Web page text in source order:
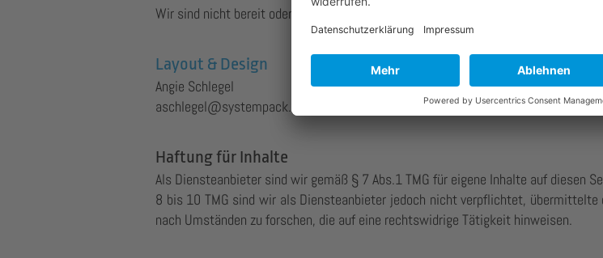
Wir sind nicht bereit oder verpflichtet, an Streitbeilegungsverfahren vor einer
Layout & Design
Angie Schlegel
aschlegel@systempack.de
Haftung für Inhalte
Als Diensteanbieter sind wir gemäß § 7 Abs.1 TMG für eigene Inhalte auf diesen
8 bis 10 TMG sind wir als Diensteanbieter jedoch nicht verpflichtet,
nach Umständen zu forschen, die auf eine rechtswidrige Tätigkeit hinweisen.